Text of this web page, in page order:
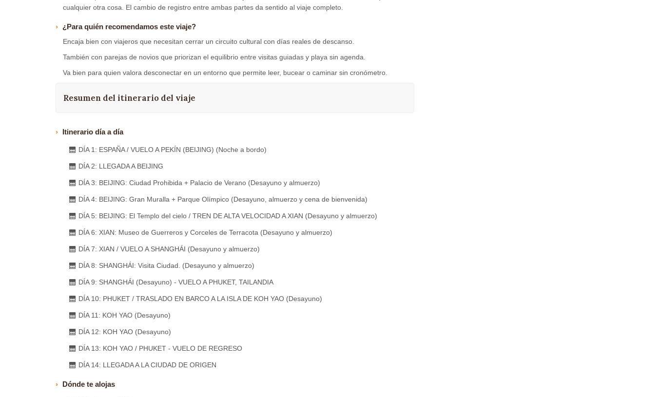
cualquier otra cosa. El cambio de registro entre ambas partes da sentido al viaje completo.
¿Para quién recomendamos este viaje?
Encaja bien con viajeros que necesitan cerrar un circuito cultural con días reales de descanso.
También con parejas de novios que priorizan el equilibrio entre visitas guiadas y playa sin agenda.
Va bien para quien valora desconectar en un entorno que permite leer, bucear o caminar sin cronómetro.
Resumen del itinerario del viaje
Itinerario día a día
DÍA 1: ESPAÑA / VUELO A PEKÍN (BEIJING) (Noche a bordo)
DÍA 2: LLEGADA A BEIJING
DÍA 3: BEIJING: Ciudad Prohibida + Palacio de Verano (Desayuno y almuerzo)
DÍA 4: BEIJING: Gran Muralla + Parque Olímpico (Desayuno, almuerzo y cena de bienvenida)
DÍA 5: BEIJING: El Templo del cielo / TREN DE ALTA VELOCIDAD A XIAN (Desayuno y almuerzo)
DÍA 6: XIAN: Museo de Guerreros y Corceles de Terracota (Desayuno y almuerzo)
DÍA 7: XIAN / VUELO A SHANGHÁI (Desayuno y almuerzo)
DÍA 8: SHANGHÁI: Visita Ciudad. (Desayuno y almuerzo)
DÍA 9: SHANGHÁI (Desayuno) - VUELO A PHUKET, TAILANDIA
DÍA 10: PHUKET / TRASLADO EN BARCO A LA ISLA DE KOH YAO (Desayuno)
DÍA 11: KOH YAO (Desayuno)
DÍA 12: KOH YAO (Desayuno)
DÍA 13: KOH YAO / PHUKET - VUELO DE REGRESO
DÍA 14: LLEGADA A LA CIUDAD DE ORIGEN
Dónde te alojas